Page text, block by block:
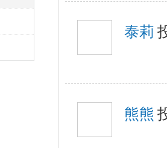
泰莉
熊熊